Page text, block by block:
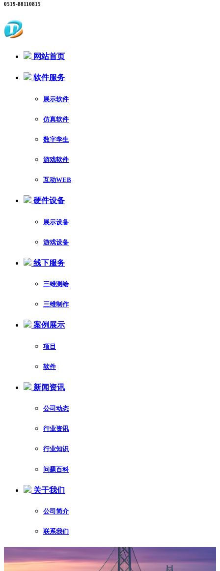
0519-88110815
网站首页
软件服务
展示软件
仿真软件
数字孪生
游戏软件
互动WEB
硬件设备
展示设备
游戏设备
线下服务
三维测绘
三维制作
案例展示
项目
软件
新闻资讯
公司动态
行业资讯
行业知识
问题百科
关于我们
公司简介
联系我们